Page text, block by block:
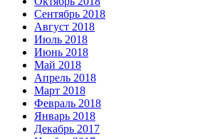
Сентябрь 2018
Август 2018
Июль 2018
Июнь 2018
Май 2018
Апрель 2018
Март 2018
Февраль 2018
Январь 2018
Декабрь 2017